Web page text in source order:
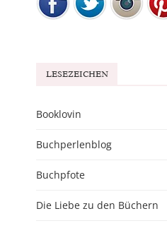
LESEZEICHEN
Booklovin
Buchperlenblog
Buchpfote
Die Liebe zu den Büchern